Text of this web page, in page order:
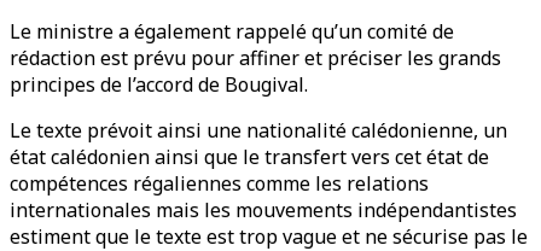
Le ministre a également rappelé qu’un comité de
rédaction est prévu pour affiner et préciser les grands
principes de l’accord de Bougival.
Le texte prévoit ainsi une nationalité calédonienne, un
état calédonien ainsi que le transfert vers cet état de
compétences régaliennes comme les relations
internationales mais les mouvements indépendantistes
estiment que le texte est trop vague et ne sécurise pas le